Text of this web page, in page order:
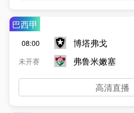
巴西甲
08:00
未开赛
博塔弗戈
弗鲁米嫩塞
高清直播